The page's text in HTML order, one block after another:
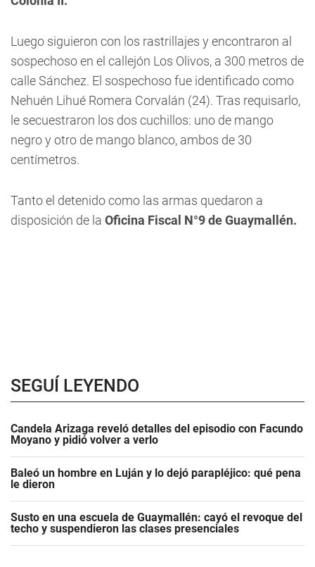
Luego siguieron con los rastrillajes y encontraron al
sospechoso en el callejón Los Olivos, a 300 metros de
calleSánchez. El sospechoso fue identificado como
Nehuén Lihué Romera Corvalán (24). Tras requisarlo,
le secuestraron los dos cuchillos: uno de mango
negro y otro de mango blanco, ambos de 30
centímetros.
Tanto el detenido como las armas quedaron a
disposición de la Oficina Fiscal N°9 de Guaymallén.
SEGUÍ LEYENDO
Candela Arizaga reveló detalles del episodio con Facundo
Moyano y pidió volver a verlo
Baleó un hombre en Luján y lo dejó parapléjico: qué pena
le dieron
Susto en una escuela de Guaymallén: cayó el revoque del
techo y suspendieron las clases presenciales